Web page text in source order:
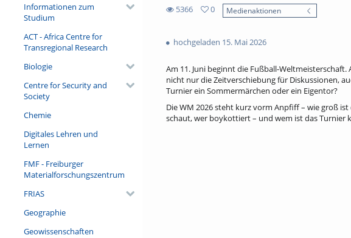
Informationen zum
Studium
ACT - Africa Centre for
Transregional Research
Biologie
Centre for Security and
Society
Chemie
Digitales Lehren und
Lernen
FMF - Freiburger
Materialforschungszentrum
FRIAS
Geographie
Geowissenschaften
5366
views
0
Medienaktionen
hochgeladen 15. Mai 2026
Am 11. Juni beginnt die Fußball-
nicht nur die Zeitverschiebung für Diskussionen,
Turnier ein Sommermärchen oder ein Eigentor?
Die WM 2026 steht kurz vorm Anpfiff – wie groß
schaut, wer boykottiert – und wem ist das Turnier